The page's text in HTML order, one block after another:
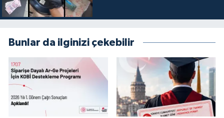
Bunlar da ilginizi çekebilir